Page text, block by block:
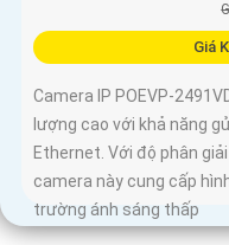
Giá
Camera IP POEVP-
lượng cao với khả năng
Ethernet. Với độ phân
camera này cung cấp
trường ánh sáng thấp